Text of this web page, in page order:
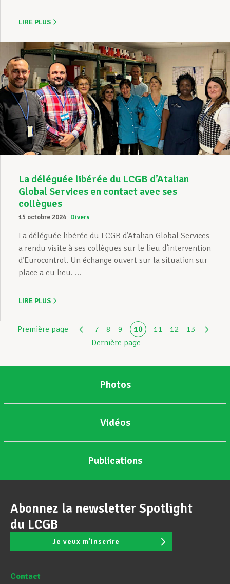
LIRE PLUS
La déléguée libérée du LCGB d’Atalian
Global Services en contact avec ses
collègues
15 octobre 2024 Divers
La déléguée libérée du LCGB d’Atalian Global Services
a rendu visite à ses collègues sur le lieu d’intervention
d’Eurocontrol. Un échange ouvert sur la situation sur
place a eu lieu. ...
LIRE PLUS
Première page 7 8 9 10 11 12
13
Dernière page
Photos
Vidéos
Publications
Abonnez la newsletter Spotlight
du LCGB
Je veux m'inscrire
Contact